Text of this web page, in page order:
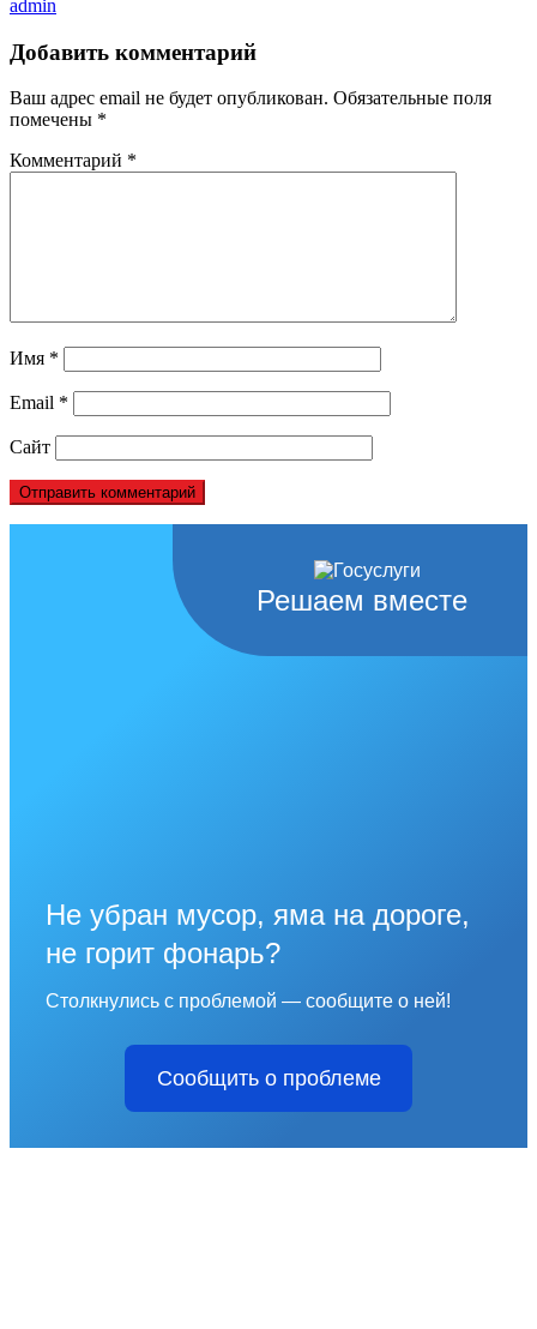
admin
Добавить комментарий
Ваш адрес email не будет опубликован. Обязательные поля
помечены *
Комментарий *
Имя *
Email *
Сайт
Решаем вместе
Не убран мусор, яма на дороге,
не горит фонарь?
Столкнулись с проблемой — сообщите о ней!
Сообщить о проблеме